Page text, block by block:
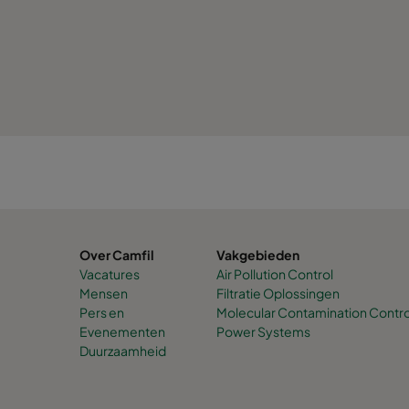
Over Camfil
Vacatures
Mensen
Pers en
Evenementen
Duurzaamheid
Vakgebieden
Air Pollution Control
Filtratie Oplossingen
Molecular Contamination
Power Systems